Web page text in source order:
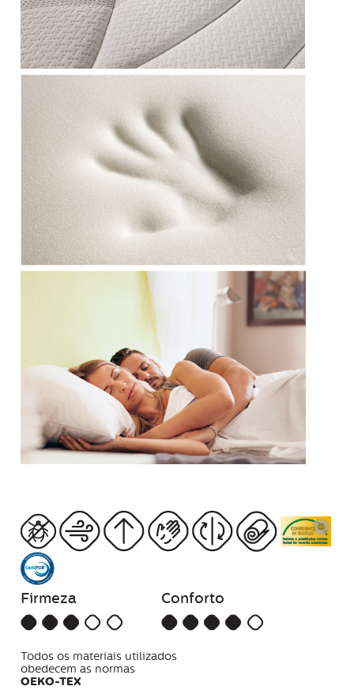
Firmeza Conforto
Todos os materiais utilizados
obedecem as normas
OEKO-TEX